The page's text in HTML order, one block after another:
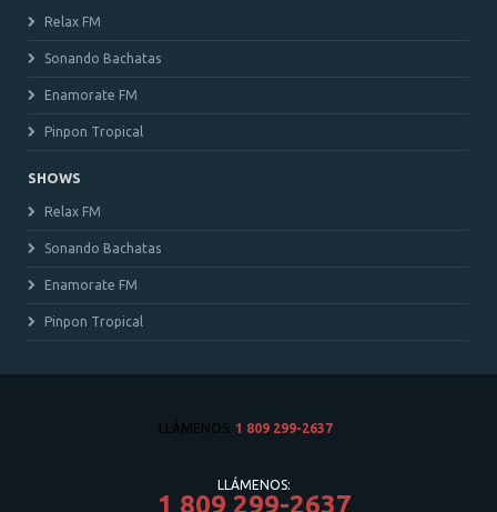
Relax FM
Sonando Bachatas
Enamorate FM
Pinpon Tropical
SHOWS
Relax FM
Sonando Bachatas
Enamorate FM
Pinpon Tropical
LLÁMENOS: 1 809 299-2637
LLÁMENOS:
1 809 299-2637